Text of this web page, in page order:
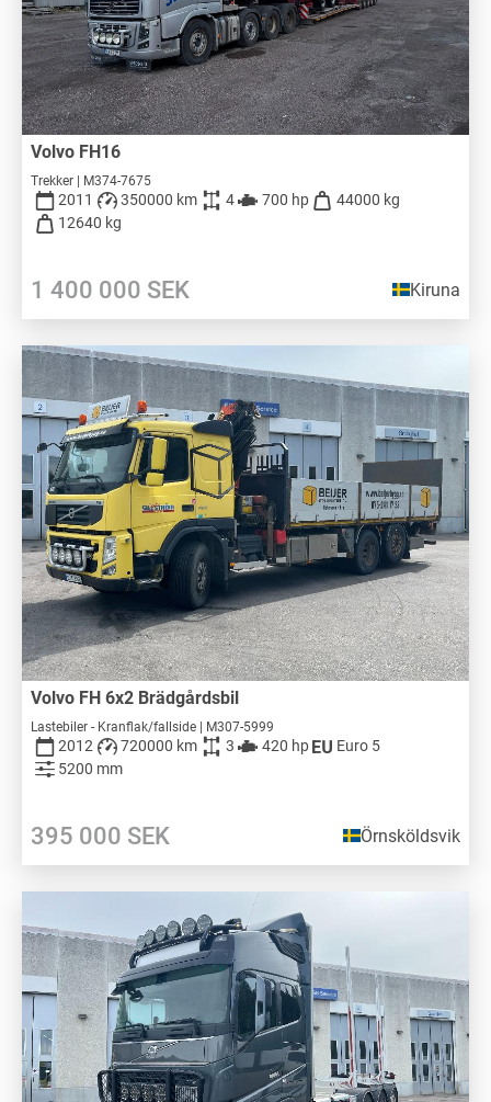
Volvo FH16
Trekker | M374-7675
2011 350000 km 4 700 hp
44000 kg
12640 kg
1 400 000 SEK Kiruna
Volvo FH 6x2 Brädgårdsbil
Lastebiler - Kranflak/fallside | M307-5999
2012 720000 km 3 420 hp
Euro 5
5200 mm
395 000 SEK Örnsköldsvik